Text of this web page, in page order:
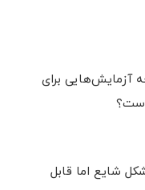
آزمایش‌هایی برای
شایع اما قابل